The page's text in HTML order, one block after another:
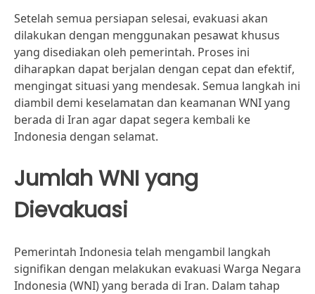
Setelah semua persiapan selesai, evakuasi akan
dilakukan dengan menggunakan pesawat khusus
yang disediakan oleh pemerintah. Proses ini
diharapkan dapat berjalan dengan cepat dan efektif,
mengingat situasi yang mendesak. Semua langkah ini
diambil demi keselamatan dan keamanan WNI yang
berada di Iran agar dapat segera kembali ke
Indonesia dengan selamat.
Jumlah WNI yang
Dievakuasi
Pemerintah Indonesia telah mengambil langkah
signifikan dengan melakukan evakuasi Warga Negara
Indonesia (WNI) yang berada di Iran. Dalam tahap